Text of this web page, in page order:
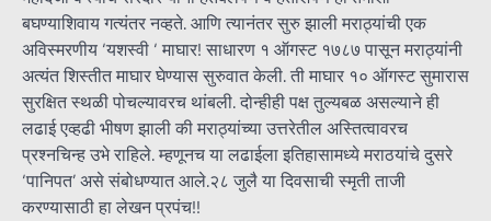
बघण्याशिवाय गत्यंतर नव्हते. आणि त्यानंतर सुरु झाली मराठ्यांची एक
अविस्मरणीय ‘यशस्वी ‘ माघार! साधारण १ ऑगस्ट १७८७ पासून मराठ्यांनी
अत्यंत शिस्तीत माघार घेण्यास सुरुवात केली. ती माघार १० ऑगस्ट सुमारास
सुरक्षित स्थळी पोचल्यावरच थांबली. दोन्हीही पक्ष तुल्यबळ असल्याने ही
लढाई एव्हढी भीषण झाली की मराठ्यांच्या उत्तरेतील अस्तित्वावरच
प्रश्नचिन्ह उभे राहिले. म्हणूनच या लढाईला इतिहासामध्ये मराठयांचे दुसरे
‘पानिपत’ असे संबोधण्यात आले.२८ जुलै या दिवसाची स्मृती ताजी
करण्यासाठी हा लेखन प्रपंच!!